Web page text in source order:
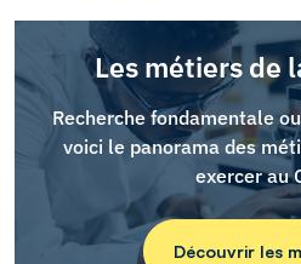
Les métiers de
Recherche fondamentale
voici le panorama des
exercer au
Découvrir les